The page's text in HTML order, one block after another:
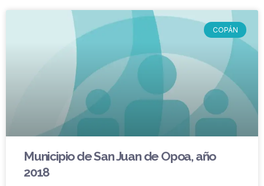
COPÁN
Municipio de San Juan de Opoa, año
2018